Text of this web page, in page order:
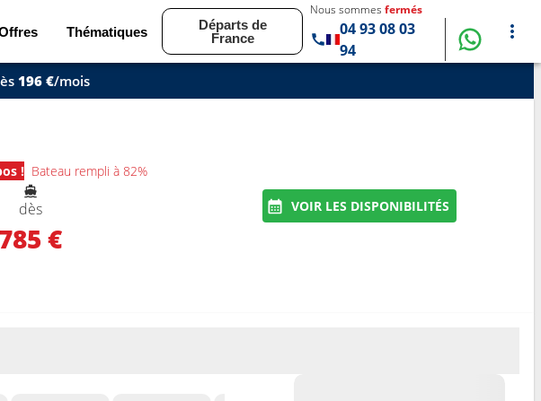
Thématiques
Départs de
France
Nous sommes fermés
04 93 08 03
94
196 €/mois
! Bateau rempli à 82%
dès
785 €
VOIR LES DISPONIBILITÉS